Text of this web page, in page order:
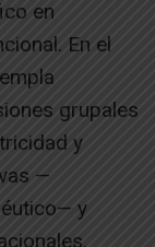
en
En el
grupales
y
—
y